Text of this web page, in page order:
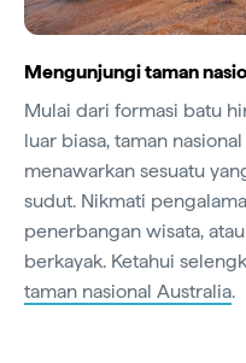
Mengunjungi taman
Mulai dari formasi batu
luar biasa, taman
menawarkan sesuatu
sudut. Nikmati
penerbangan wisata,
berkayak. Ketahui
taman nasional Australia.